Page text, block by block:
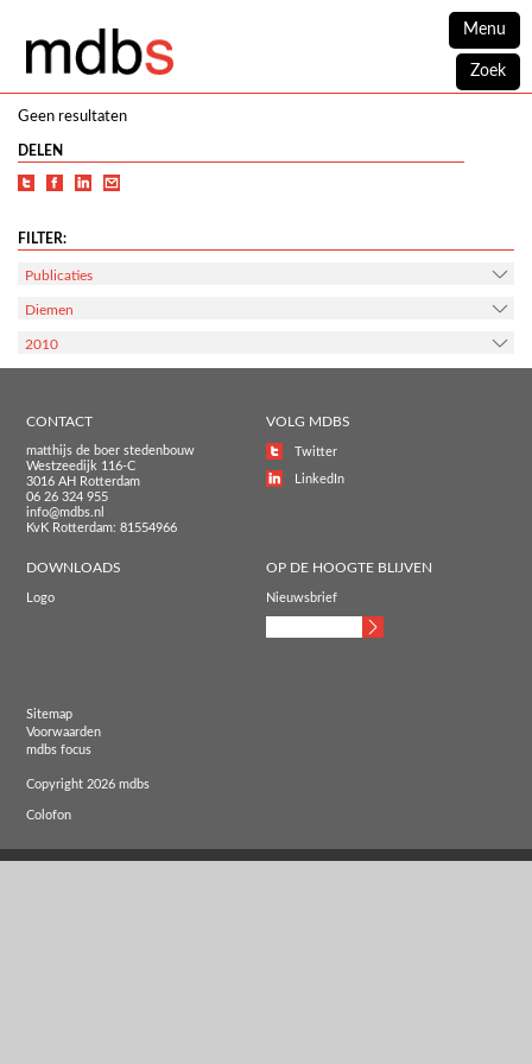
Menu
Zoek
Geen resultaten
DELEN
FILTER:
Publicaties
Diemen
2010
CONTACT
matthijs de boer stedenbouw
Westzeedijk 116-C
3016 AH Rotterdam
06 26 324 955
info@mdbs.nl
KvK Rotterdam: 81554966
VOLG MDBS
Twitter
LinkedIn
DOWNLOADS
Logo
OP DE HOOGTE BLIJVEN
Nieuwsbrief
Sitemap
Voorwaarden
mdbs focus
Copyright 2026 mdbs
Colofon